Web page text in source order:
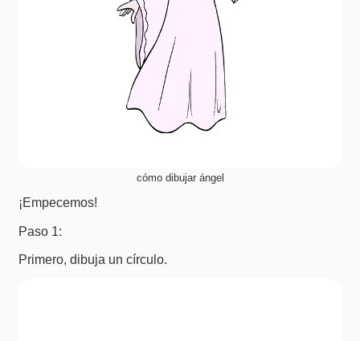
cómo dibujar ángel
¡Empecemos!
Paso 1:
Primero, dibuja un círculo.